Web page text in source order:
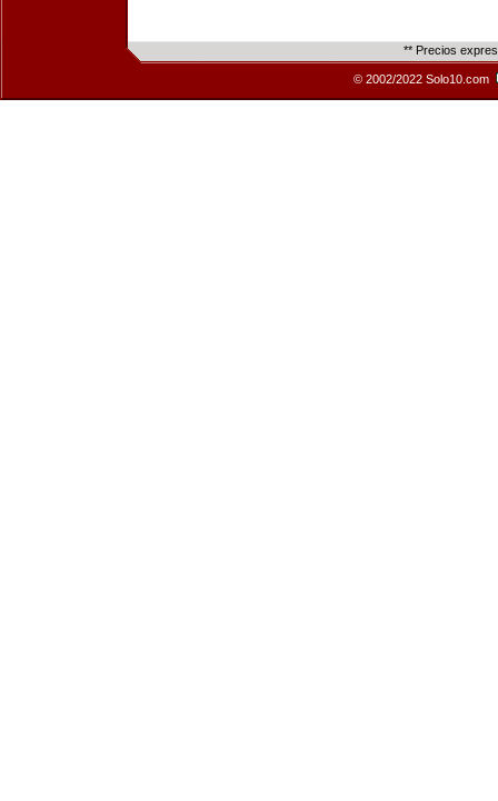
** Precios
© 2002/2022 Solo10.com